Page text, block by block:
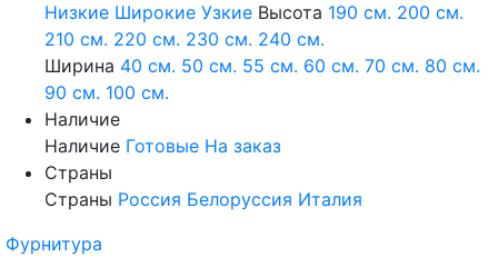
Низкие Широкие Узкие Высота 190 см. 200 см.
210 см. 220 см. 230 см. 240 см.
Ширина 40 см. 50 см. 55 см. 60 см. 70 см. 80 см.
90 см. 100 см.
Наличие
Наличие Готовые На заказ
Страны
Страны Россия Белоруссия Италия
Фурнитура